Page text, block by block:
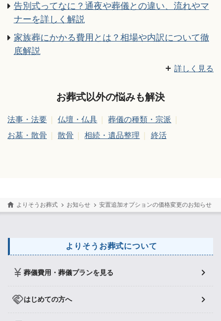
告別式ってなに？通夜や葬儀との違い、流れやマ
ナーを詳しく解説
家族葬にかかる費用とは？相場や内訳について徹
底解説
湯灌を行う意味や料金、やり方について
御膳料の書き方・渡し方・金額相場などのマナー
家族葬の喪主挨拶｜すぐに使える例文とタイミン
香典の金額相場、香典袋の書き方・渡し方やマナ
家族葬とはどんなお葬式？参列者は誰を呼ぶ？費
枕経とは？依頼の仕方や流れ、お布施の相場など
通夜・葬儀での数珠の持ち方・使い方・選び方
家族葬の服装マナーはこれで大丈夫！親族、参列
喪主がすることはなに？ 葬儀での失敗事例や喪主
香典の金額相場、香典袋の書き方・渡し方やマナ
葬儀とはどんな意味がある？様々な種類、様々な
法事・法要で僧侶へ包むお布施の金額相場とお布
葬儀/告別式の流れ、準備手順とスケジュールにつ
家族葬の通夜、葬儀・告別式の流れと主な注意点
【訃報の連絡で使える文例付き】訃報のお知らせ
副葬品と棺に入れるもの・入れてはいけないもの
家族葬はどこまでの範囲の人を呼ぶ？呼ぶ基準や
法事・法要・葬儀、お布施の金額相場ってどのく
通夜・葬儀、喪服でのハンカチは何色？男女の違
家族葬にかかる費用とは？相場や内訳について徹
詳しく見る
お葬式以外の悩みも解決
法事・法要 仏壇・仏具
葬儀の種類・宗派
お墓・散骨
散骨 相続・遺品整理 終活
よりそうお葬式 お知らせ 安置追加オプションの価格変更のお知らせ
よりそうお葬式について
葬儀費用・葬儀プランを見る
はじめての方へ